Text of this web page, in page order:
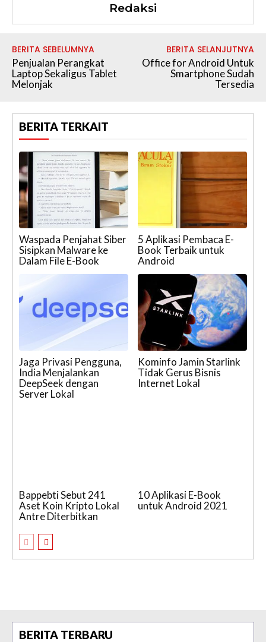
Redaksi
BERITA SEBELUMNYA
Penjualan Perangkat
Laptop Sekaligus Tablet
Melonjak
BERITA SELANJUTNYA
Office for Android Untuk
Smartphone Sudah
Tersedia
BERITA TERKAIT
Waspada Penjahat Siber
Sisipkan Malware ke
Dalam File E-Book
5 Aplikasi Pembaca E-
Book Terbaik untuk
Android
Jaga Privasi Pengguna,
India Menjalankan
DeepSeek dengan
Server Lokal
Kominfo Jamin Starlink
Tidak Gerus Bisnis
Internet Lokal
Bappebti Sebut 241
Aset Koin Kripto Lokal
Antre Diterbitkan
10 Aplikasi E-Book
untuk Android 2021
BERITA TERBARU